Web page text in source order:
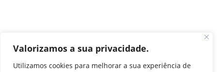
Valorizamos a sua privacidade.
Utilizamos cookies para melhorar a sua experiência de